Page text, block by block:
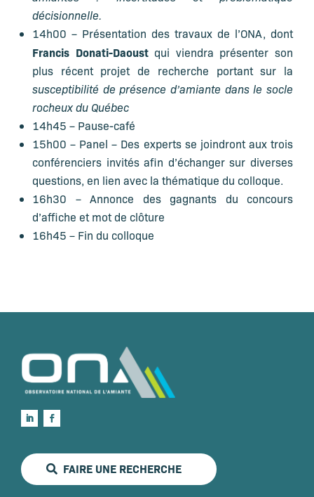
décisionnelle.
14h00 – Présentation des travaux de l’ONA, dont
Francis Donati-Daoust qui viendra présenter son
plus récent projet de recherche portant sur la
susceptibilité de présence d’amiante dans le socle
rocheux du Québec
14h45 – Pause-café
15h00 – Panel – Des experts se joindront aux trois
conférenciers invités afin d’échanger sur diverses
questions, en lien avec la thématique du colloque.
16h30 – Annonce des gagnants du concours
d’affiche et mot de clôture
16h45 – Fin du colloque
FAIRE UNE RECHERCHE